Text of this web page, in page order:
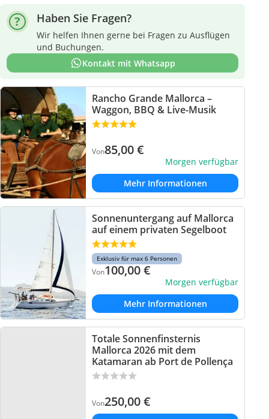
Haben Sie Fragen?
Wir helfen Ihnen gerne bei Fragen zu Ausflügen
und Buchungen.
Kontakt mit Whatsapp
Rancho Grande Mallorca –
Waggon, BBQ & Live-Musik
Von85,00€
Morgen verfügbar
Mehr Informationen
Sonnenuntergang auf Mallorca
auf einem privaten Segelboot
Exklusiv für max 6 Personen
Von100,00€
Morgen verfügbar
Mehr Informationen
Totale Sonnenfinsternis
Mallorca 2026 mit dem
Katamaran ab Port de Pollença
Von250,00€